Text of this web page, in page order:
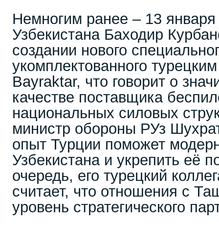
Немногим ранее – 13
Узбекистана Баходир
создании нового
укомплектованного
Bayraktar, что говорит о
качестве поставщика
национальных силовых
министр обороны РУз
опыт Турции поможет
Узбекистана и укрепить её
очередь, его турецкий
считает, что отношения с
уровень стратегического